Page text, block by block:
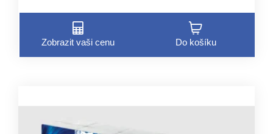
Zobrazit vaši cenu Do košíku